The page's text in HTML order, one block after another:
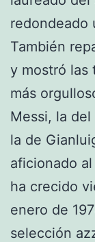
redondeado
También
y mostró las
más
Messi, la
la de
aficionado
ha crecido
enero de
selección